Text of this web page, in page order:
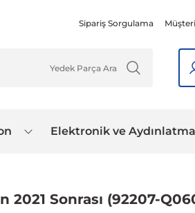
Sipariş Sorgulama
Elektronik ve Aydınlatma
2021 Sonrası (92207-